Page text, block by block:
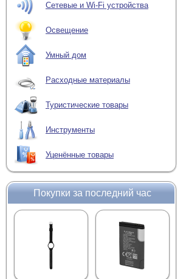
Сетевые и Wi-Fi устройства
Освещение
Умный дом
Расходные материалы
Туристические товары
Инструменты
Уценённые товары
Покупки за последний час